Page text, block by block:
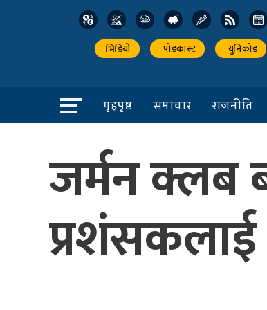
भिडियो पोडकास्ट युनिकोड
गृहपृष्ठ समाचार राजनीति
जर्मन क्लब
प्रशंसकलाई